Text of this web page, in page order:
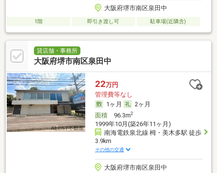
大阪府堺市南区泉田中
1階 即引き渡し可 駐車場(近隣含)
貸店舗・事務所
大阪府堺市南区泉田中
22万円
管理費等なし
1ヶ月
2ヶ月
面積96.3m2
1999年10月(築26年11ヶ月)
南海電鉄泉北線 栂・美木多駅 徒歩
3.9km
その他の交通
大阪府堺市南区泉田中